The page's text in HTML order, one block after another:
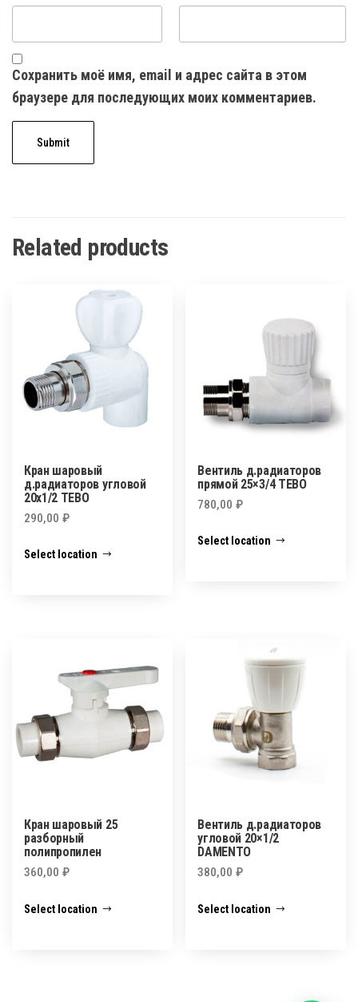
Сохранить моё имя, email и адрес сайта в этом
браузере для последующих моих комментариев.
Related products
Кран шаровый
д.радиаторов угловой
20х1/2 TEBO
290,00 ₽
Select location
Вентиль д.радиаторов
прямой 25×3/4 TEBO
780,00₽
Select location
Кран шаровый 25
разборный
полипропилен
360,00 ₽
Select location
Вентиль д.радиаторов
угловой 20×1/2
DAMENTO
380,00₽
Select location